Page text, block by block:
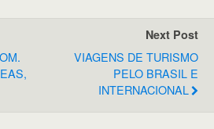
Next Post
VIAGENS DE TURISMO
PELO BRASIL E
INTERNACIONAL